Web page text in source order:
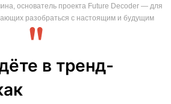
основатель проекта Future Decoder — для
разобраться с настоящим и будущим
в тренд-